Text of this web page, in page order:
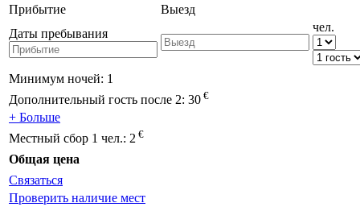
Прибытие
Выезд
Даты пребывания
чел.
Минимум ночей: 1
Дополнительный гость после 2: 30 €
+ Больше
Местный сбор 1 чел.: 2 €
Общая цена
Связаться
Проверить наличие мест